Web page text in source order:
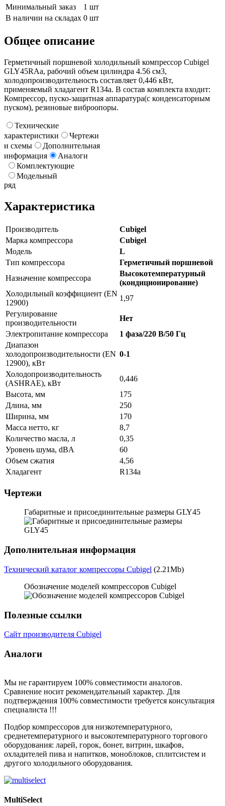
Минимальный заказ
1 шт
В наличии на складах 0 шт
Общее описание
Герметичный поршневой холодильный компрессор Cubigel
GLY45RAa, рабочий объем цилиндра 4.56 см3,
холодопроизводительность составляет 0,446 кВт,
применяемый хладагент R134a. В состав комплекта входит:
Компрессор, пуско-защитная аппаратура(с конденсаторным
пуском), резиновые виброопоры.
Технические
характеристики
Чертежи
и схемы
Дополнительная
информация
Аналоги
Комплектующие
Модельный
ряд
Характеристика
Производитель
Cubigel
Марка компрессора
Cubigel
Модель
L
Тип компрессора
Герметичный поршневой
Назначение компрессора
Высокотемпературный
(кондиционирование)
Холодильный коэффициент (EN
12900)
1,97
Регулирование
производительности
Нет
Электропитание компрессора
1 фаза/220 В/50 Гц
Диапазон
холодопроизводительности (EN
12900), кВт
0-1
Холодопроизводительность
(ASHRAE), кВт
0,446
Высота, мм
175
Длина, мм
250
Ширина, мм
170
Масса нетто, кг
8,7
Количество масла, л
0,35
Уровень шума, dBA
60
Объем сжатия
4,56
Хладагент
R134a
Чертежи
Габаритные и присоединительные размеры GLY45
Дополнительная информация
Технический каталог компрессоры Cubigel (2.21Mb)
Обозначение моделей компрессоров Cubigel
Полезные ссылки
Сайт производителя Cubigel
Аналоги
Мы не гарантируем 100% совместимости аналогов.
Сравнение носит рекомендательный характер. Для
подтверждения 100% совместимости требуется консультация
специалиста !!!
Подбор компрессоров для низкотемпературного,
среднетемпературного и высокотемпературного торгового
оборудования: ларей, горок, бонет, витрин, шкафов,
охладителей пива и напитков, моноблоков, сплитсистем и
другого холодильного оборудования.
MultiSelect